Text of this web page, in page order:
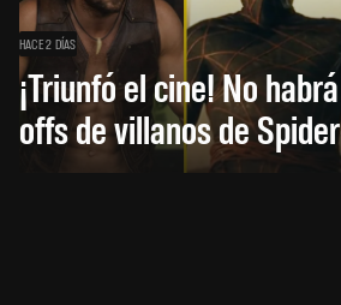
HACE 2 DÍAS
¡Triunfó el cine! No
offs de villanos de